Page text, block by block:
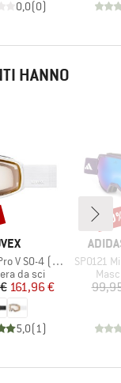
0,0(0)
HANNO
4 (VLT 7-81%)
di prodotti
da sci
Prezzo
Prezzo ridotto
161,96 €
5,0(1)
Articolo
SP0121